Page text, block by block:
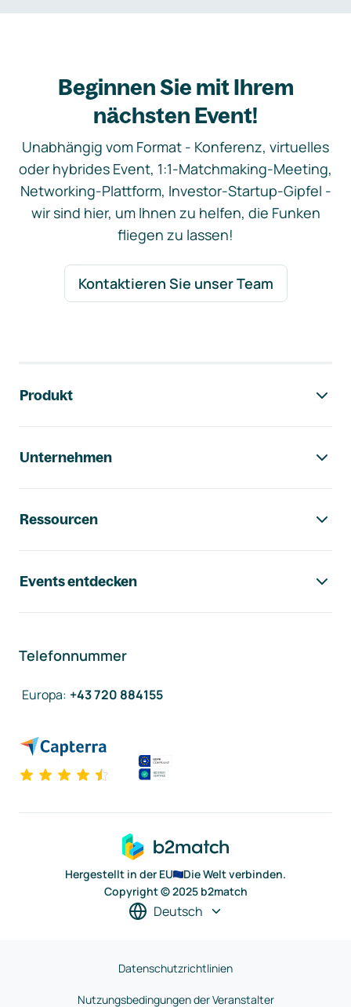
Beginnen Sie mit Ihrem
nächsten Event!
Unabhängig vom Format - Konferenz, virtuelles
oder hybrides Event, 1:1-Matchmaking-Meeting,
Networking-Plattform, Investor-Startup-Gipfel -
wir sind hier, um Ihnen zu helfen, die Funken
fliegen zu lassen!
Kontaktieren Sie unser Team
Produkt
Unternehmen
Ressourcen
Events entdecken
Telefonnummer
Europa: +43 720 884155
Hergestellt in der EU
Die Welt verbinden.
Copyright © 2025 b2match
Deutsch
Datenschutzrichtlinien
Nutzungsbedingungen der Veranstalter